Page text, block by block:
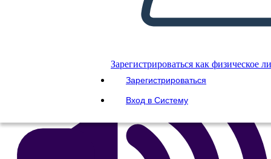
Зарегистрироваться как физическое
Зарегистрироваться
Вход в Систему
ВОСПРОИЗВЕСТИ СЛАЙД-ШОУ